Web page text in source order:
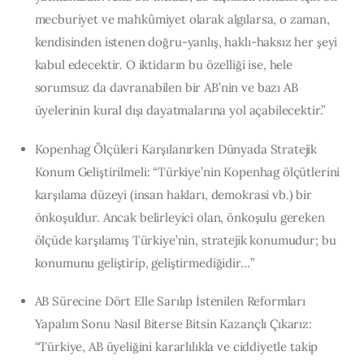
mecburiyet ve mahkûmiyet olarak algılarsa, o zaman,
kendisinden istenen doğru-yanlış, haklı-haksız her şeyi
kabul edecektir. O iktidarın bu özelliği ise, hele
sorumsuz da davranabilen bir AB’nin ve bazı AB
üyelerinin kural dışı dayatmalarına yol açabilecektir.”
Kopenhag Ölçüleri Karşılanırken Dünyada Stratejik
Konum Geliştirilmeli: “Türkiye’nin Kopenhag ölçütlerini
karşılama düzeyi (insan hakları, demokrasi vb.) bir
önkoşuldur. Ancak belirleyici olan, önkoşulu gereken
ölçüde karşılamış Türkiye’nin, stratejik konumudur; bu
konumunu geliştirip, geliştirmediğidir…”
AB Sürecine Dört Elle Sarılıp İstenilen Reformları
Yapalım Sonu Nasıl Biterse Bitsin Kazançlı Çıkarız:
“Türkiye, AB üyeliğini kararlılıkla ve ciddiyetle takip